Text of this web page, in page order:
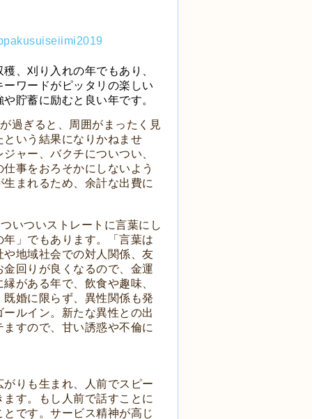
、刈り入れの年でもあり、
ワードがピッタリの楽しい
貯蓄に励むと良い年です。
過ぎると、周囲がまったく見
いう結果になりかねませ
ャー、バクチについつい、
事をおろそかにしないよう
まれるため、余計な出費に
いついストレートに言葉にし
」でもあります。「言葉は
地域社会での対人関係、友
回りが良くなるので、金運
がある年で、飲食や趣味、
婚に限らず、異性関係も発
ルイン。新たな異性との出
すので、甘い誘惑や不倫に
りも生まれ、人前でスピー
す。もし人前で話すことに
です。サービス精神が高じ